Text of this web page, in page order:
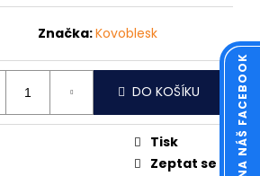
Značka:Kovoblesk
DO KOŠÍKU
Tisk
Zeptat se
Následující